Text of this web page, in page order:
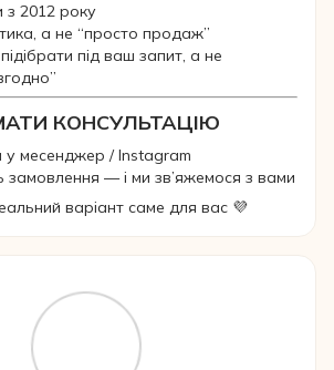
з 2012 року
а не “просто продаж”
під ваш запит, а не
КОНСУЛЬТАЦІЮ
у месенджер / Instagram
— і ми зв’яжемося з вами
варіант саме для вас 💜